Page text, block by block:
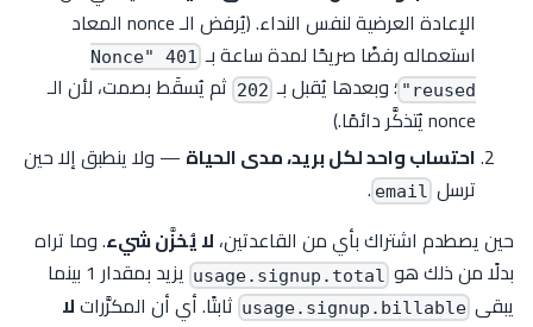
الإعادة العرضية لنفس النداء. (يُرفض الـ nonce المعاد
استعماله رفضًا صريحًا لمدة ساعة بـ
401 "Nonce
reused"
؛ وبعدها يُقبل بـ 202 ثم يُسقَط بصمت، لأن الـ
nonce يُتذكَّر دائمًا.)
احتساب واحد لكل بريد، مدى الحياة — ولا ينطبق إلا حين
ترسل email
.
حين يصطدم اشتراك بأي من القاعدتين، لا يُخزَّن شيء. وما تراه
بدلًا من ذلك هو usage.signup.total
يزيد بمقدار 1 بينما
يبقى usage.signup.billable ثابتًا. أي أن المكرَّراتلا